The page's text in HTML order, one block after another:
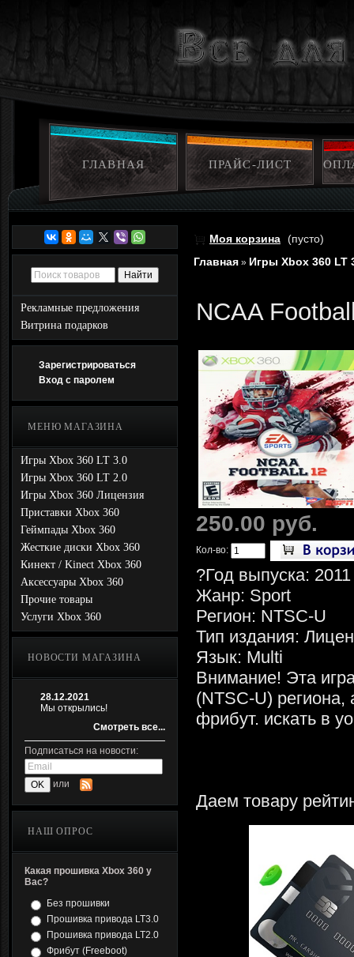
ГЛАВНАЯ ПРАЙС-ЛИСТ
Рекламные предложения
Витрина подарков
Зарегистрироваться
Вход с паролем
МЕНЮ МАГАЗИНА
Игры Xbox 360 LT 3.0
Игры Xbox 360 LT 2.0
Игры Xbox 360 Лицензия
Приставки Xbox 360
Геймпады Xbox 360
Жесткие диски Xbox 360
Кинект / Kinect Xbox 360
Аксессуары Xbox 360
Прочие товары
Услуги Xbox 360
НОВОСТИ МАГАЗИНА
28.12.2021
Мы открылись!
Смотреть все...
Подписаться на новости:
или
НАШ ОПРОС
Какая прошивка Xbox 360 у
Вас?
Без прошивки
Прошивка привода LT3.0
Прошивка привода LT2.0
Фрибут (Freeboot)
Моя корзина (пусто)
Главная » Игры Xbox 360 LT
NCAA
250.00 руб.
Кол-во:
?Год выпуска: 2011
Жанр: Sport
Регион: NTSC-U
Тип издания:
Язык: Multi
Внимание! Эта
(NTSC-U) региона,
фрибут. искать в
Даем товару